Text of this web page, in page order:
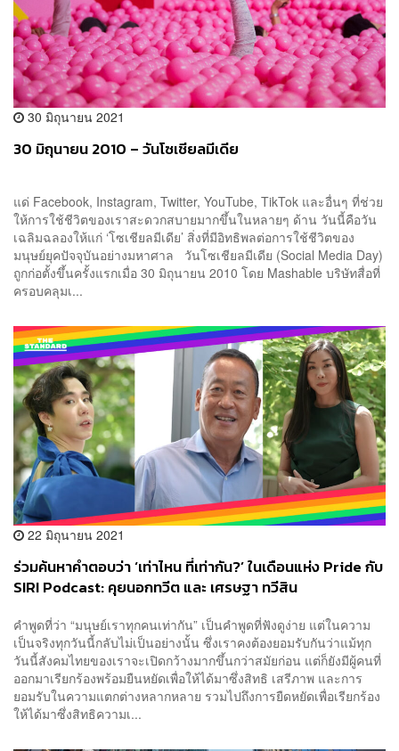
30 มิถุนายน 2021
30 มิถุนายน 2010 – วันโซเชียลมีเดีย
แด่ Facebook, Instagram, Twitter, YouTube, TikTok และอื่นๆ ที่ช่วย
ให้การใช้ชีวิตของเราสะดวกสบายมากขึ้นในหลายๆ ด้าน วันนี้คือวัน
เฉลิมฉลองให้แก่ ‘โซเชียลมีเดีย’ สิ่งที่มีอิทธิพลต่อการใช้ชีวิตของ
มนุษย์ยุคปัจจุบันอย่างมหาศาล วันโซเชียลมีเดีย (Social Media Day)
ถูกก่อตั้งขึ้นครั้งแรกเมื่อ 30 มิถุนายน 2010 โดย Mashable บริษัทสื่อที่
ครอบคลุมเ...
22 มิถุนายน 2021
ร่วมค้นหาคำตอบว่า ‘เท่าไหน ที่เท่ากัน?’ ในเดือนแห่ง Pride กับ
SIRI Podcast: คุยนอกทวีต และ เศรษฐา ทวีสิน
คำพูดที่ว่า “มนุษย์เราทุกคนเท่ากัน” เป็นคำพูดที่ฟังดูง่าย แต่ในความ
เป็นจริงทุกวันนี้กลับไม่เป็นอย่างนั้น ซึ่งเราคงต้องยอมรับกันว่าแม้ทุก
วันนี้สังคมไทยของเราจะเปิดกว้างมากขึ้นกว่าสมัยก่อน แต่ก็ยังมีผู้คนที่
ออกมาเรียกร้องพร้อมยืนหยัดเพื่อให้ได้มาซึ่งสิทธิ เสรีภาพ และการ
ยอมรับในความแตกต่างหลากหลาย รวมไปถึงการยืดหยัดเพื่อเรียกร้อง
ให้ได้มาซึ่งสิทธิความเ...